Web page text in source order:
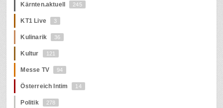
Kärnten.aktuell 245
KT1 Live 3
Kulinarik 36
Kultur 121
Messe TV 94
Österreich Intim 14
Politik 278